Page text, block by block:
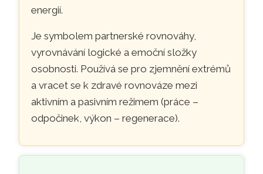
energií.
Je symbolem partnerské rovnováhy,
vyrovnávání logické a emoční složky
osobnosti. Používá se pro zjemnění extrémů
a vracet se k zdravé rovnováze mezi
aktivním a pasivním režimem (práce –
odpočinek, výkon – regenerace).